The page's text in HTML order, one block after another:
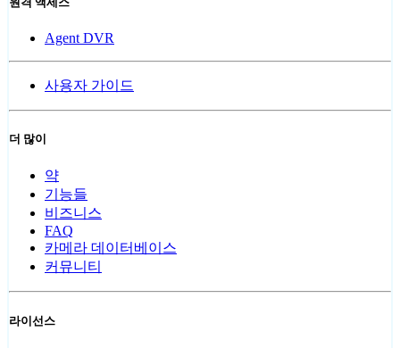
Agent DVR
사용자 가이드
더 많이
약
기능들
비즈니스
FAQ
카메라 데이터베이스
커뮤니티
라이선스